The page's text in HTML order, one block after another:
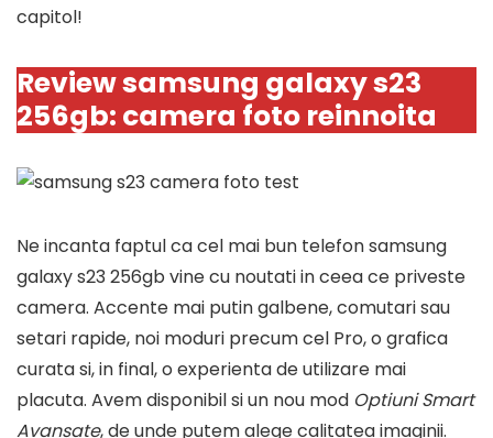
capitol!
Review samsung galaxy s23
256gb: camera foto reinnoita
Ne incanta faptul ca cel mai bun telefon samsung
galaxy s23 256gb vine cu noutati in ceea ce priveste
camera. Accente mai putin galbene, comutari sau
setari rapide, noi moduri precum cel Pro, o grafica
curata si, in final, o experienta de utilizare mai
placuta. Avem disponibil si un nou mod Optiuni Smart
Avansate, de unde putem alege calitatea imaginii.